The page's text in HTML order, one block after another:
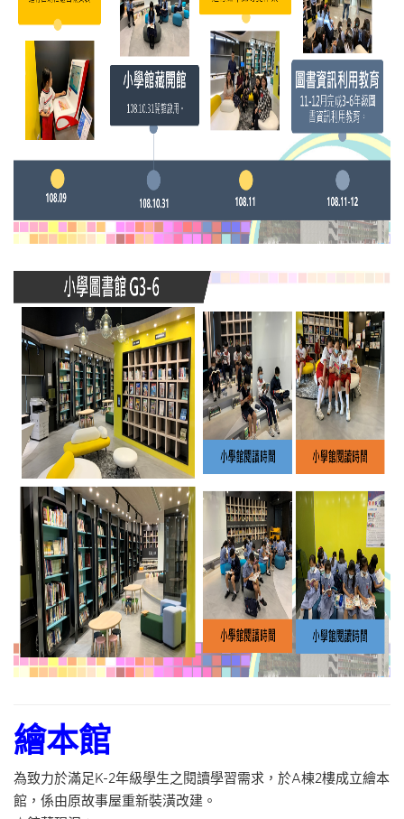
繪本館
為致力於滿足K-2年級學生之閱讀學習需求，於A棟2樓成立繪本
館，係由原故事屋重新裝潢改建。